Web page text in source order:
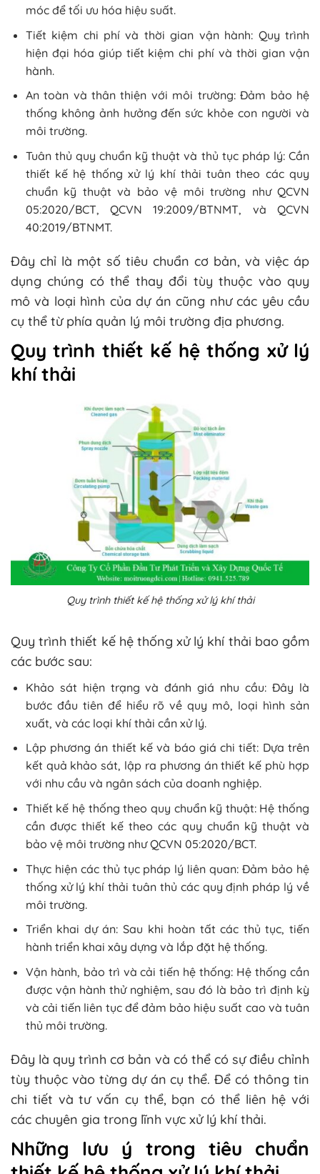
móc để tối ưu hóa hiệu suất.
Tiết kiệm chi phí và thời gian vận hành: Quy trình
hiện đại hóa giúp tiết kiệm chi phí và thời gian vận
hành.
An toàn và thân thiện với môi trường: Đảm bảo hệ
thống không ảnh hưởng đến sức khỏe con người và
môi trường.
Tuân thủ quy chuẩn kỹ thuật và thủ tục pháp lý: Cần
thiết kế hệ thống xử lý khí thải tuân theo các quy
chuẩn kỹ thuật và bảo vệ môi trường như QCVN
05:2020/BCT, QCVN 19:2009/BTNMT, và QCVN
40:2019/BTNMT.
Đây chỉ là một số tiêu chuẩn cơ bản, và việc áp
dụng chúng có thể thay đổi tùy thuộc vào quy
mô và loại hình của dự án cũng như các yêu cầu
cụ thể từ phía quản lý môi trường địa phương.
Quy trình thiết kế hệ thống xử lý
khí thải
Quy trình thiết kế hệ thống xử lý khí thải
Quy trình thiết kế hệ thống xử lý khí thải bao gồm
các bước sau:
Khảo sát hiện trạng và đánh giá nhu cầu: Đây là
bước đầu tiên để hiểu rõ về quy mô, loại hình sản
xuất, và các loại khí thải cần xử lý.
Lập phương án thiết kế và báo giá chi tiết: Dựa trên
kết quả khảo sát, lập ra phương án thiết kế phù hợp
với nhu cầu và ngân sách của doanh nghiệp.
Thiết kế hệ thống theo quy chuẩn kỹ thuật: Hệ thống
cần được thiết kế theo các quy chuẩn kỹ thuật và
bảo vệ môi trường như QCVN 05:2020/BCT.
Thực hiện các thủ tục pháp lý liên quan: Đảm bảo hệ
thống xử lý khí thải tuân thủ các quy định pháp lý về
môi trường.
Triển khai dự án: Sau khi hoàn tất các thủ tục, tiến
hành triển khai xây dựng và lắp đặt hệ thống.
Vận hành, bảo trì và cải tiến hệ thống: Hệ thống cần
được vận hành thử nghiệm, sau đó là bảo trì định kỳ
và cải tiến liên tục để đảm bảo hiệu suất cao và tuân
thủ môi trường.
Đây là quy trình cơ bản và có thể có sự điều chỉnh
tùy thuộc vào từng dự án cụ thể. Để có thông tin
chi tiết và tư vấn cụ thể, bạn có thể liên hệ với
các chuyên gia trong lĩnh vực xử lý khí thải.
Những lưu ý trong tiêu chuẩn